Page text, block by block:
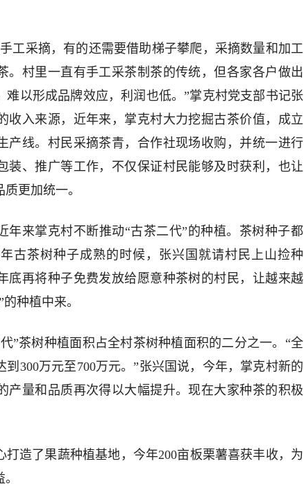
工采摘，有的还需要借助梯子攀爬，采摘数量和加工
。村里一直有手工采茶制茶的传统，但各家各户做出
难以形成品牌效应，利润也低。”掌克村党支部书记张
收入来源，近年来，掌克村大力挖掘古茶价值，成立
产线。村民采摘茶青，合作社现场收购，并统一进行
装、推广等工作，不仅保证村民能够及时获利，也让
更加统一。
年来掌克村不断推动“古茶二代”的种植。茶树种子都
古茶树种子成熟的时候，张兴国就请村民上山捡种
底再将种子免费发放给愿意种茶树的村民，让越来越
种植中来。
”茶树种植面积占全村茶树种植面积的二分之一。“全
300万元至700万元。”张兴国说，今年，掌克村新的
产量和品质再次得以大幅提升。现在大家种茶的积极
打造了果蔬种植基地，今年200亩板栗薯喜获丰收，为